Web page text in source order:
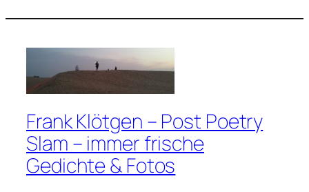
Frank Klötgen – Post Poetry
Slam – immer frische
Gedichte & Fotos